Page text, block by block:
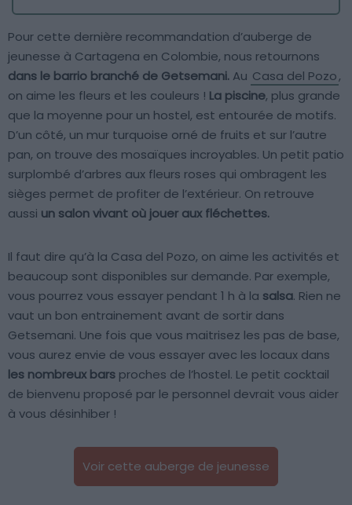
Pour cette dernière recommandation d’auberge de
jeunesse à Cartagena en Colombie, nous retournons
dans le barrio branché de Getsemani. Au Casa del Pozo,
on aime les fleurs et les couleurs ! La piscine, plus grande
que la moyenne pour un hostel, est entourée de motifs.
D’un côté, un mur turquoise orné de fruits et sur l’autre
pan, on trouve des mosaïques incroyables. Un petit patio
surplombé d’arbres aux fleurs roses qui ombragent les
sièges permet de profiter de l’extérieur. On retrouve
aussi un salon vivant où jouer aux fléchettes.
Il faut dire qu’à la Casa del Pozo, on aime les activités et
beaucoup sont disponibles sur demande. Par exemple,
vous pourrez vous essayer pendant 1 h à la salsa. Rien ne
vaut un bon entrainement avant de sortir dans
Getsemani. Une fois que vous maitrisez les pas de base,
vous aurez envie de vous essayer avec les locaux dans
les nombreux bars proches de l’hostel. Le petit cocktail
de bienvenu proposé par le personnel devrait vous aider
à vous désinhiber !
Voir cette auberge de jeunesse